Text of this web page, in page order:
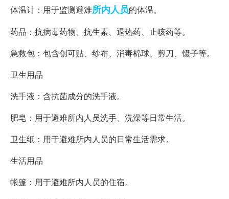
体温计：用于监测避难所内人员的体温。
药品：抗病毒药物、抗生素、退热药、止咳药等。
急救包：包含创可贴、纱布、消毒棉球、剪刀、镊子等。
卫生用品
洗手液：含抗菌成分的洗手液。
肥皂：用于避难所内人员洗手、洗澡等日常生活。
卫生纸：用于避难所内人员的日常生活需求。
生活用品
帐篷：用于避难所内人员的住宿。